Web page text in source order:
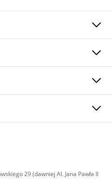
29 (dawniej Al. Jana Pawła II